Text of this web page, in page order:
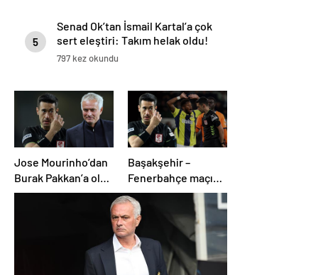
5
Senad Ok’tan İsmail Kartal’a çok
sert eleştiri: Takım helak oldu!
Toplantı yapılacak
797 kez okundu
Jose Mourinho’dan
Burak Pakkan’a olay
VAR tepkisi!
Başakşehir –
Fenerbahçe maçı
sonrası eski
hakemlerden
penaltı ve gol iptali
çıkışı! ‘2 kırmızı kartı
atladı’